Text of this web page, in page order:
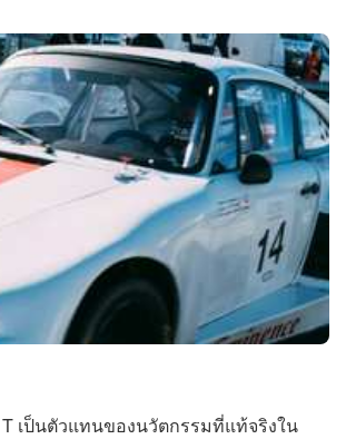
เป็นตัวแทนของนวัตกรรมที่แท้จริงใน